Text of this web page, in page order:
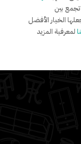
بين
الخيار الأفضل
لمعرفية المزيد